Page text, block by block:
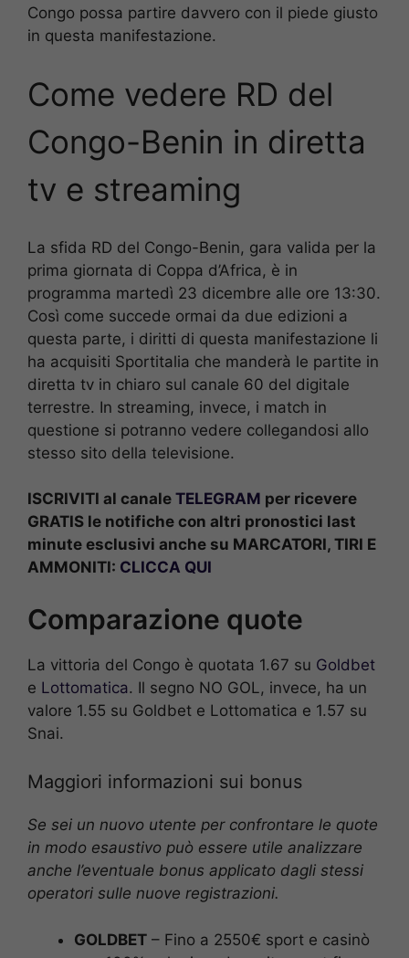
Congo possa partire davvero con il piede giusto
in questa manifestazione.
Come vedere RD del
Congo-Benin in diretta
tv e streaming
La sfida RD del Congo-Benin, gara valida per la
prima giornata di Coppa d’Africa, è in
programma martedì 23 dicembre alle ore 13:30.
Così come succede ormai da due edizioni a
questa parte, i diritti di questa manifestazione li
ha acquisiti Sportitalia che manderà le partite in
diretta tv in chiaro sul canale 60 del digitale
terrestre. In streaming, invece, i match in
questione si potranno vedere collegandosi allo
stesso sito della televisione.
ISCRIVITI al canale TELEGRAM per ricevere
GRATIS le notifiche con altri pronostici last
minute esclusivi anche su MARCATORI, TIRI E
AMMONITI: CLICCA QUI
Comparazione quote
La vittoria del Congo è quotata 1.67 su Goldbet
e Lottomatica. Il segno NO GOL, invece, ha un
valore 1.55 su Goldbet e Lottomatica e 1.57 su
Snai.
Maggiori informazioni sui bonus
Se sei un nuovo utente per confrontare le quote
in modo esaustivo può essere utile analizzare
anche l’eventuale bonus applicato dagli stessi
operatori sulle nuove registrazioni.
GOLDBET – Fino a 2550€ sport e casinò